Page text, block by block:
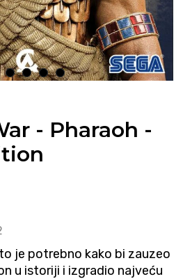
2 3 4 5
- Pharaoh -
je potrebno kako bi zauzeo
u istoriji i izgradio najveću